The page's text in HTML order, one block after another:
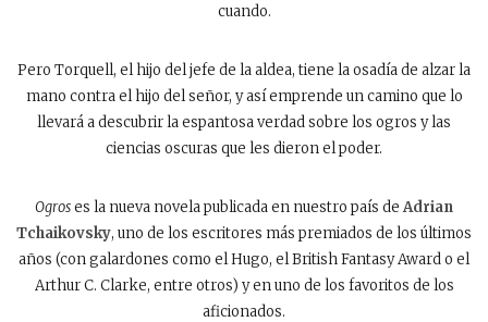
cuando.
Pero Torquell, el hijo del jefe de la aldea, tiene la osadía de alzar la
mano contra el hijo del señor, y así emprende un camino que lo
llevará a descubrir la espantosa verdad sobre los ogros y las
ciencias oscuras que les dieron el poder.
Ogroses la nueva novela publicada en nuestro país deAdrian
Tchaikovsky, uno de los escritores más premiados de los últimos
años (con galardones como el Hugo, el British Fantasy Award o el
Arthur C. Clarke, entre otros) y en uno de los favoritos de los
aficionados.